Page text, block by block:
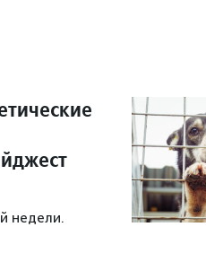
недели.